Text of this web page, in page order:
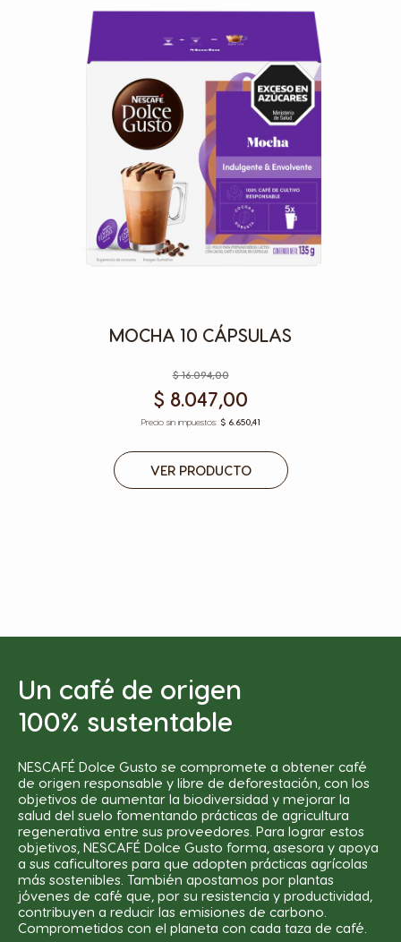
MOCHA 10 CÁPSULAS
$ 16.094,00
$ 8.047,00
$ 6.650,41
VER PRODUCTO
Un café de origen
100% sustentable
NESCAFÉ Dolce Gusto se compromete a obtener café
de origen responsable y libre de deforestación, con los
objetivos de aumentar la biodiversidad y mejorar la
salud del suelo fomentando prácticas de agricultura
regenerativa entre sus proveedores. Para lograr estos
objetivos, NESCAFÉ Dolce Gusto forma, asesora y apoya
a sus caficultores para que adopten prácticas agrícolas
más sostenibles. También apostamos por plantas
jóvenes de café que, por su resistencia y productividad,
contribuyen a reducir las emisiones de carbono.
Comprometidos con el planeta con cada taza de café.